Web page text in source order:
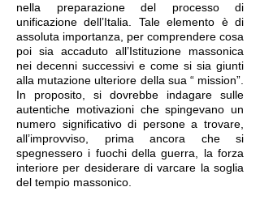
nella preparazione del processo di
unificazione dell’Italia. Tale elemento è di
assoluta importanza, per comprendere cosa
poi sia accaduto all’Istituzione massonica
nei decenni successivi e come si sia giunti
alla mutazione ulteriore della sua “ mission”.
In proposito, si dovrebbe indagare sulle
autentiche motivazioni che spingevano un
numero significativo di persone a trovare,
all’improvviso, prima ancora che si
spegnessero i fuochi della guerra, la forza
interiore per desiderare di varcare la soglia
del tempio massonico.